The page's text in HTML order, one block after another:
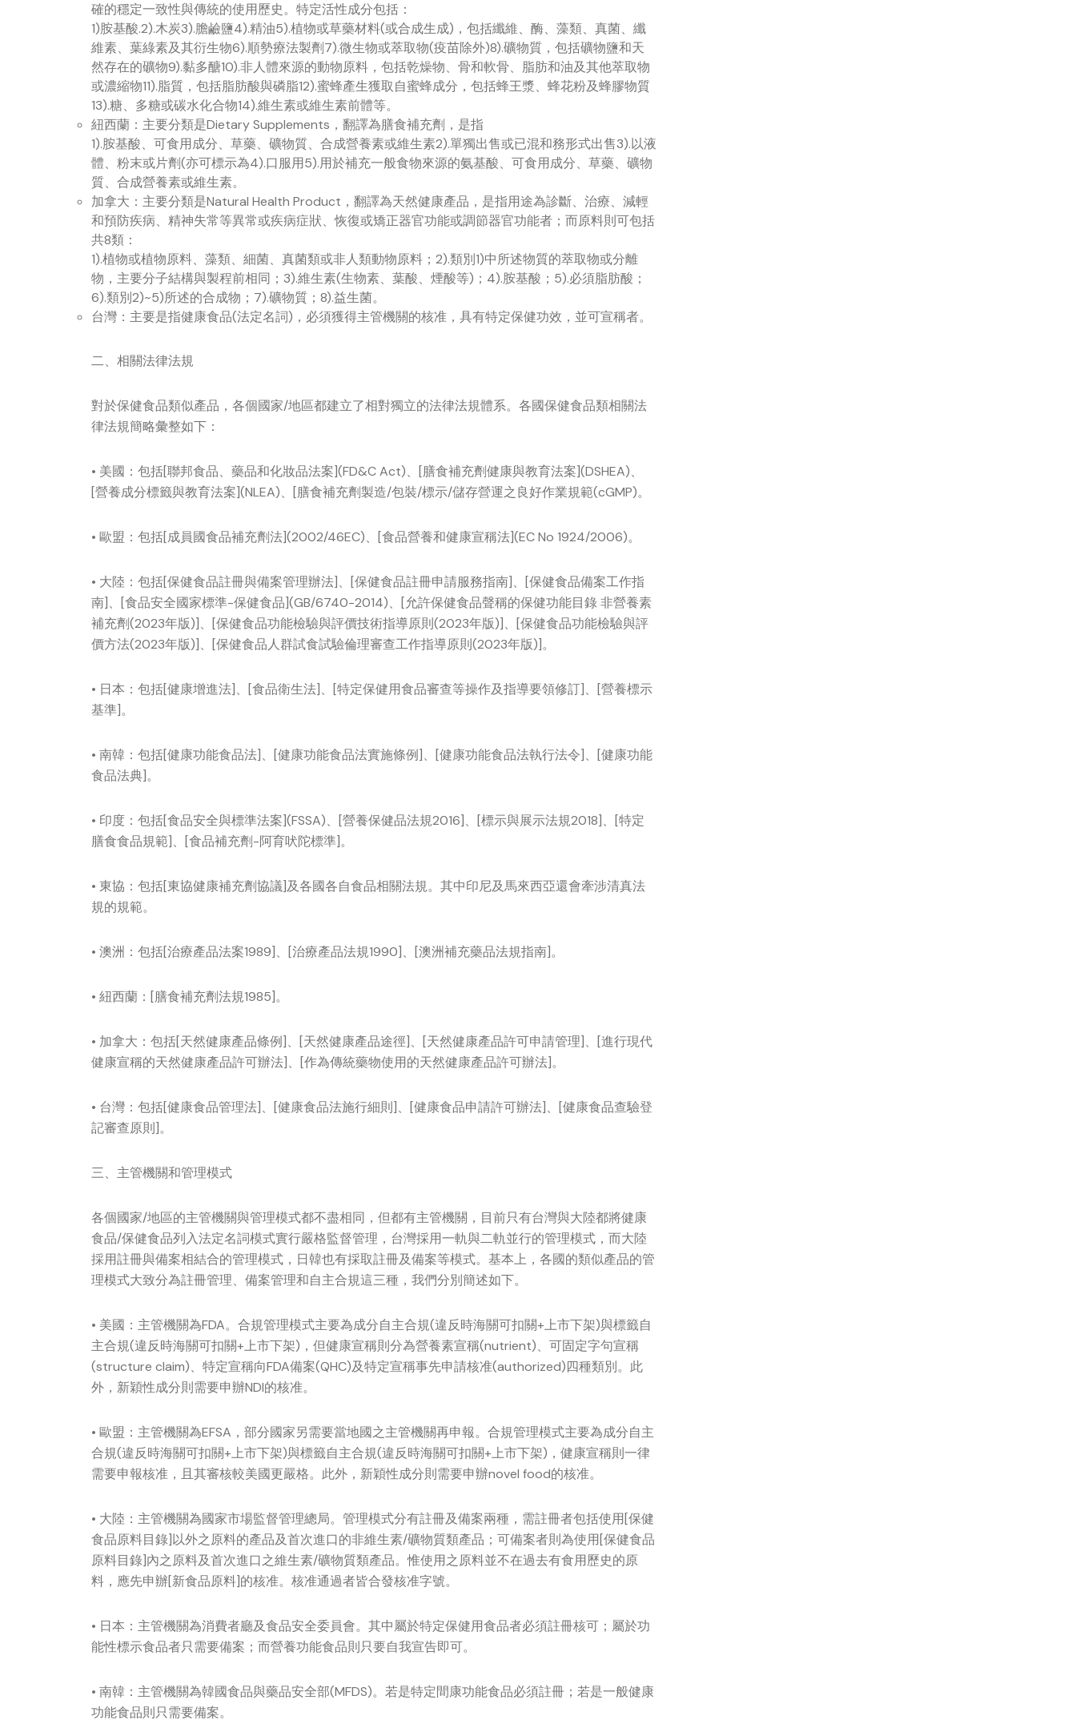
確的穩定一致性與傳統的使用歷史。特定活性成分包括：
1)胺基酸.2).木炭3).膽鹼鹽4).精油5).植物或草藥材料(或合成生成)，包括纖維、酶、藻類、真菌、纖
維素、葉綠素及其衍生物6).順勢療法製劑7).微生物或萃取物(疫苗除外)8).礦物質，包括礦物鹽和天
然存在的礦物9).黏多醣10).非人體來源的動物原料，包括乾燥物、骨和軟骨、脂肪和油及其他萃取物
或濃縮物11).脂質，包括脂肪酸與磷脂12).蜜蜂產生獲取自蜜蜂成分，包括蜂王漿、蜂花粉及蜂膠物質
13).糖、多糖或碳水化合物14).維生素或維生素前體等。
紐西蘭：主要分類是Dietary Supplements，翻譯為膳食補充劑，是指
1).胺基酸、可食用成分、草藥、礦物質、合成營養素或維生素2).單獨出售或已混和務形式出售3).以液
體、粉末或片劑(亦可標示為4).口服用5).用於補充一般食物來源的氨基酸、可食用成分、草藥、礦物
質、合成營養素或維生素。
加拿大：主要分類是Natural Health Product，翻譯為天然健康產品，是指用途為診斷、治療、減輕
和預防疾病、精神失常等異常或疾病症狀、恢復或矯正器官功能或調節器官功能者；而原料則可包括
共8類：
1).植物或植物原料、藻類、細菌、真菌類或非人類動物原料；2).類別1)中所述物質的萃取物或分離
物，主要分子結構與製程前相同；3).維生素(生物素、葉酸、煙酸等)；4).胺基酸；5).必須脂肪酸；
6).類別2)~5)所述的合成物；7).礦物質；8).益生菌。
台灣：主要是指健康食品(法定名詞)，必須獲得主管機關的核准，具有特定保健功效，並可宣稱者。
二、相關法律法規
對於保健食品類似產品，各個國家/地區都建立了相對獨立的法律法規體系。各國保健食品類相關法
律法規簡略彙整如下：
• 美國：包括[聯邦食品、藥品和化妝品法案](FD&C Act)、[膳食補充劑健康與教育法案](DSHEA)、
[營養成分標籤與教育法案](NLEA)、[膳食補充劑製造/包裝/標示/儲存營運之良好作業規範(cGMP)。
• 歐盟：包括[成員國食品補充劑法](2002/46EC)、[食品營養和健康宣稱法](EC No 1924/2006)。
• 大陸：包括[保健食品註冊與備案管理辦法]、[保健食品註冊申請服務指南]、[保健食品備案工作指
南]、[食品安全國家標準-保健食品](GB/6740-2014)、[允許保健食品聲稱的保健功能目錄 非營養素
補充劑(2023年版)]、[保健食品功能檢驗與評價技術指導原則(2023年版)]、[保健食品功能檢驗與評
價方法(2023年版)]、[保健食品人群試食試驗倫理審查工作指導原則(2023年版)]。
• 日本：包括[健康增進法]、[食品衛生法]、[特定保健用食品審查等操作及指導要領修訂]、[營養標示
基準]。
• 南韓：包括[健康功能食品法]、[健康功能食品法實施條例]、[健康功能食品法執行法令]、[健康功能
食品法典]。
• 印度：包括[食品安全與標準法案](FSSA)、[營養保健品法規2016]、[標示與展示法規2018]、[特定
膳食食品規範]、[食品補充劑-阿育吠陀標準]。
• 東協：包括[東協健康補充劑協議]及各國各自食品相關法規。其中印尼及馬來西亞還會牽涉清真法
規的規範。
• 澳洲：包括[治療產品法案1989]、[治療產品法規1990]、[澳洲補充藥品法規指南]。
• 紐西蘭：[膳食補充劑法規1985]。
• 加拿大：包括[天然健康產品條例]、[天然健康產品途徑]、[天然健康產品許可申請管理]、[進行現代
健康宣稱的天然健康產品許可辦法]、[作為傳統藥物使用的天然健康產品許可辦法]。
• 台灣：包括[健康食品管理法]、[健康食品法施行細則]、[健康食品申請許可辦法]、[健康食品查驗登
記審查原則]。
三、主管機關和管理模式
各個國家/地區的主管機關與管理模式都不盡相同，但都有主管機關，目前只有台灣與大陸都將健康
食品/保健食品列入法定名詞模式實行嚴格監督管理，台灣採用一軌與二軌並行的管理模式，而大陸
採用註冊與備案相結合的管理模式，日韓也有採取註冊及備案等模式。基本上，各國的類似產品的管
理模式大致分為註冊管理、備案管理和自主合規這三種，我們分別簡述如下。
• 美國：主管機關為FDA。合規管理模式主要為成分自主合規(違反時海關可扣關+上市下架)與標籤自
主合規(違反時海關可扣關+上市下架)，但健康宣稱則分為營養素宣稱(nutrient)、可固定字句宣稱
(structure claim)、特定宣稱向FDA備案(QHC)及特定宣稱事先申請核准(authorized)四種類別。此
外，新穎性成分則需要申辦NDI的核准。
• 歐盟：主管機關為EFSA，部分國家另需要當地國之主管機關再申報。合規管理模式主要為成分自主
合規(違反時海關可扣關+上市下架)與標籤自主合規(違反時海關可扣關+上市下架)，健康宣稱則一律
需要申報核准，且其審核較美國更嚴格。此外，新穎性成分則需要申辦novel food的核准。
• 大陸：主管機關為國家市場監督管理總局。管理模式分有註冊及備案兩種，需註冊者包括使用[保健
食品原料目錄]以外之原料的產品及首次進口的非維生素/礦物質類產品；可備案者則為使用[保健食品
原料目錄]內之原料及首次進口之維生素/礦物質類產品。惟使用之原料並不在過去有食用歷史的原
料，應先申辦[新食品原料]的核准。核准通過者皆合發核准字號。
• 日本：主管機關為消費者廳及食品安全委員會。其中屬於特定保健用食品者必須註冊核可；屬於功
能性標示食品者只需要備案；而營養功能食品則只要自我宣告即可。
• 南韓：主管機關為韓國食品與藥品安全部(MFDS)。若是特定間康功能食品必須註冊；若是一般健康
功能食品則只需要備案。